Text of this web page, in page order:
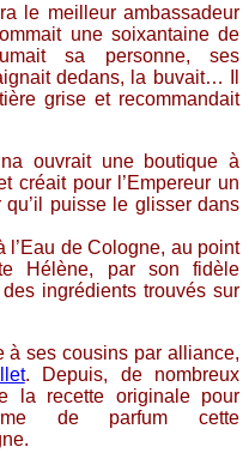
le meilleur ambassadeur
une soixantaine de
sa personne, ses
dedans, la buvait… Il
grise et recommandait
ouvrait une boutique à
créait pour l’Empereur un
puisse le glisser dans
l’Eau de Cologne, au point
Hélène, par son fidèle
ingrédients trouvés sur
à ses cousins par alliance,
. Depuis, de nombreux
la recette originale pour
de parfum cette